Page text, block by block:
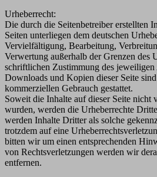
Urheberrecht:
Die durch die Seitenbetreiber erstellten
Seiten unterliegen dem deutschen
Vervielfältigung, Bearbeitung,
Verwertung außerhalb der Grenzen des
schriftlichen Zustimmung des
Downloads und Kopien dieser Seite
kommerziellen Gebrauch gestattet.
Soweit die Inhalte auf dieser Seite nicht
wurden, werden die Urheberrechte
werden Inhalte Dritter als solche
trotzdem auf eine
bitten wir um einen entsprechenden
von Rechtsverletzungen werden wir
entfernen.